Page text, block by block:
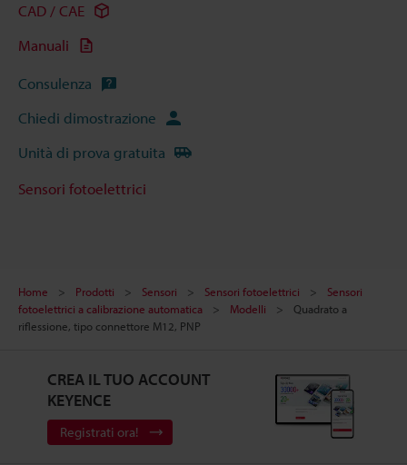
CAD / CAE
Manuali
Consulenza
Chiedi dimostrazione
Unità di prova gratuita
Sensori fotoelettrici
Home Prodotti Sensori Sensori fotoelettrici
Sensori
fotoelettrici a calibrazione automatica
Modelli
Quadrato a
riflessione, tipo connettore M12, PNP
CREA IL TUO ACCOUNT
KEYENCE
Registrati ora!